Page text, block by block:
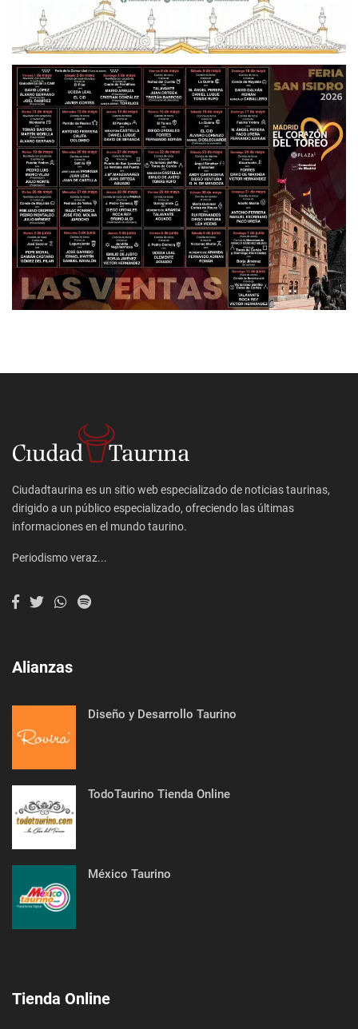
Ciudadtaurina es un sitio web especializado de noticias taurinas,
dirigido a un público especializado, ofreciendo las últimas
informaciones en el mundo taurino.
Periodismo veraz...
Alianzas
Diseño y Desarrollo Taurino
TodoTaurino Tienda Online
México Taurino
Tienda Online